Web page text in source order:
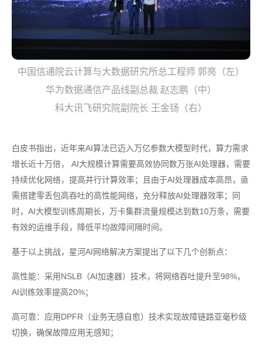
中国信通院云计算与大数据研究所总工程师 郭亮（左）
华为数据通信产品线副总裁 赵志鹏（中）
科大讯飞研究院副院长 王金钖（右）
白皮书指出，近年来AI算法已迈入万亿参数大模型时代，算力需求
增长近十万倍， AI大规模计算需要高效协同数万张AI处理器，需要
持续优化网络，提高并行计算效率；且由于AI处理器成本高昂，亟
需搭建零丢包高吞吐的高性能网络，充分释放AI处理器效率；同
时，AI大模型训练周期长，万卡集群流量规模达到数10万条，需要
有效的运维手段，降低平均故障间隔时间。
基于以上挑战，星河AI网络解决方案提出了以下几个创新点：
高性能：采用NSLB（AI加速器）技术，将网络吞吐提升至98%，
AI训练效率提高20%；
高可靠：应用DPFR（业务无感自愈）技术实现故障链路亚毫秒级
切换，确保故障应用无感知；